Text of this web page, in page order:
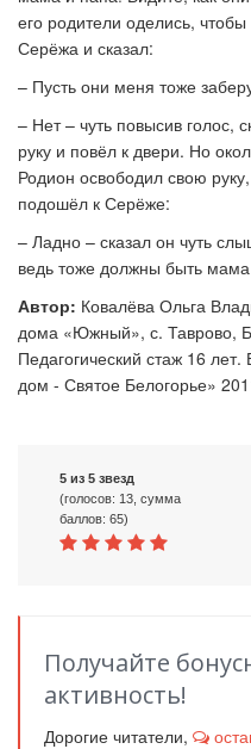
его родители оделись,
Серёжа и сказал:
– Пусть они меня тоже
– Нет – чуть повысив голос,
руку и повёл к двери. Но
Родион освободил свою
подошёл к Серёже:
– Ладно – сказал он чуть
ведь тоже должны быть
Автор: Ковалёва Ольга
дома «Южный», с. Таврово,
Педагогический стаж 16
дом - Святое Белогорье»
5 из 5 звезд
(голосов: 13, сумма
баллов: 65)
Получайте
активность!
Дорогие читатели,